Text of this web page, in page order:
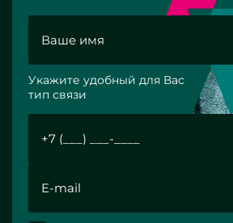
Укажите удобный для Вас
тип связи